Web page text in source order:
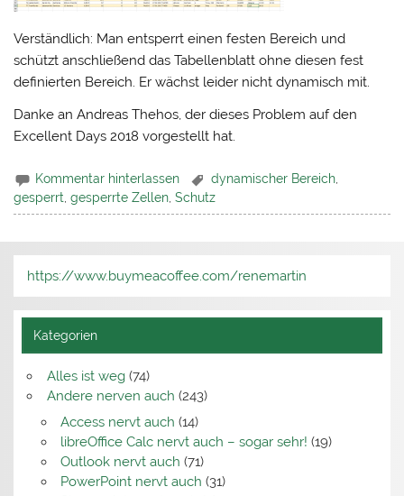
Verständlich: Man entsperrt einen festen Bereich und
schützt anschließend das Tabellenblatt ohne diesen fest
definierten Bereich. Er wächst leider nicht dynamisch mit.
Danke an Andreas Thehos, der dieses Problem auf den
Excellent Days 2018 vorgestellt hat.
Kommentar hinterlassen dynamischer Bereich
gesperrt,gesperrte Zellen,Schutz
https://www.buymeacoffee.com/renemartin
Kategorien
Alles ist weg(74)
Andere nerven auch (243)
Access nervt auch (14)
libreOffice Calc nervt auch – sogar sehr! (19)
Outlook nervt auch (71)
PowerPoint nervt auch (31)